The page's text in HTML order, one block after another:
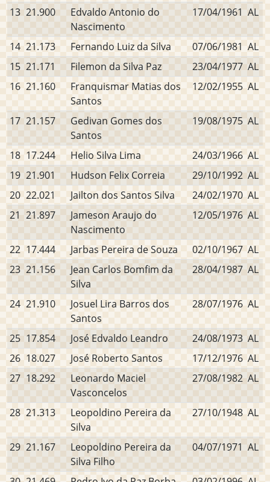
13 21.900
Edvaldo Antonio do
Nascimento
17/04/1961 AL
14 21.173 Fernando Luiz da Silva 07/06/1981 AL
15 21.171 Filemon da Silva Paz 23/04/1977 AL
16 21.160
Franquismar Matias dos
Santos
12/02/1955 AL
17 21.157
Gedivan Gomes dos
Santos
19/08/1975 AL
18 17.244 Helio Silva Lima 24/03/1966 AL
19 21.901 Hudson Felix Correia 29/10/1992 AL
20 22.021 Jailton dos Santos Silva 24/02/1970 AL
21 21.897
Jameson Araujo do
Nascimento
12/05/1976 AL
22 17.444 Jarbas Pereira de Souza 02/10/1967 AL
23 21.156
Jean Carlos Bomfim da
Silva
28/04/1987 AL
24 21.910
Josuel Lira Barros dos
Santos
28/07/1976 AL
25 17.854 José Edvaldo Leandro 24/08/1973 AL
26 18.027 José Roberto Santos 17/12/1976 AL
27 18.292
Leonardo Maciel
Vasconcelos
27/08/1982 AL
28 21.313
Leopoldino Pereira da
Silva
27/10/1948 AL
29 21.167
Leopoldino Pereira da
Silva Filho
04/07/1971 AL